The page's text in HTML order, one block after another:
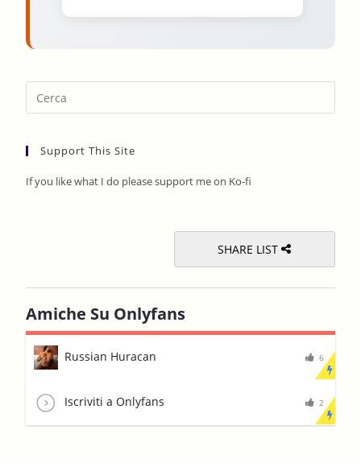
Support This Site
If you like what I do please support me on Ko-fi
SHARE LIST
Amiche Su Onlyfans
Russian Huracan 6
Iscriviti a Onlyfans 2